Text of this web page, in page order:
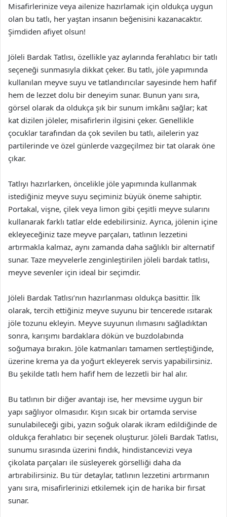
Misafirlerinize veya ailenize hazırlamak için oldukça uygun
olan bu tatlı, her yaştan insanın beğenisini kazanacaktır.
Şimdiden afiyet olsun!
Jöleli Bardak Tatlısı, özellikle yaz aylarında ferahlatıcı bir tatlı
seçeneği sunmasıyla dikkat çeker. Bu tatlı, jöle yapımında
kullanılan meyve suyu ve tatlandırıcılar sayesinde hem hafif
hem de lezzet dolu bir deneyim sunar. Bunun yanı sıra,
görsel olarak da oldukça şık bir sunum imkânı sağlar; kat
kat dizilen jöleler, misafirlerin ilgisini çeker. Genellikle
çocuklar tarafından da çok sevilen bu tatlı, ailelerin yaz
partilerinde ve özel günlerde vazgeçilmez bir tat olarak öne
çıkar.
Tatlıyı hazırlarken, öncelikle jöle yapımında kullanmak
istediğiniz meyve suyu seçiminiz büyük öneme sahiptir.
Portakal, vişne, çilek veya limon gibi çeşitli meyve sularını
kullanarak farklı tatlar elde edebilirsiniz. Ayrıca, jölenin içine
ekleyeceğiniz taze meyve parçaları, tatlının lezzetini
artırmakla kalmaz, aynı zamanda daha sağlıklı bir alternatif
sunar. Taze meyvelerle zenginleştirilen jöleli bardak tatlısı,
meyve sevenler için ideal bir seçimdir.
Jöleli Bardak Tatlısı’nın hazırlanması oldukça basittir. İlk
olarak, tercih ettiğiniz meyve suyunu bir tencerede ısıtarak
jöle tozunu ekleyin. Meyve suyunun ılımasını sağladıktan
sonra, karışımı bardaklara dökün ve buzdolabında
soğumaya bırakın. Jöle katmanları tamamen sertleştiğinde,
üzerine krema ya da yoğurt ekleyerek servis yapabilirsiniz.
Bu şekilde tatlı hem hafif hem de lezzetli bir hal alır.
Bu tatlının bir diğer avantajı ise, her mevsime uygun bir
yapı sağlıyor olmasıdır. Kışın sıcak bir ortamda servise
sunulabileceği gibi, yazın soğuk olarak ikram edildiğinde de
oldukça ferahlatıcı bir seçenek oluşturur. Jöleli Bardak Tatlısı,
sunumu sırasında üzerini fındık, hindistancevizi veya
çikolata parçaları ile süsleyerek görselliği daha da
artırabilirsiniz. Bu tür detaylar, tatlının lezzetini artırmanın
yanı sıra, misafirlerinizi etkilemek için de harika bir fırsat
sunar.